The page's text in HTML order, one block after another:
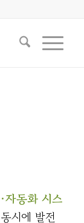
자동화 시스
시에 발전